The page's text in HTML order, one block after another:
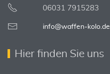
06031 7915283
info@waffen-kolo.de
Hier finden Sie uns